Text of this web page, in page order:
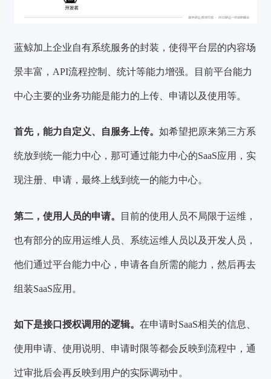
蓝鲸加上企业自有系统服务的封装，使得平台层的内容场
景丰富，API流程控制、统计等能力增强。目前平台能力
中心主要的业务功能是能力的上传、申请以及使用等。
首先，能力自定义、自服务上传。如希望把原来第三方系
统放到统一能力中心，那可通过能力中心的SaaS应用，实
现注册、申请，最终上线到统一的能力中心。
第二，使用人员的申请。 目前的使用人员不局限于运维，
也有部分的应用运维人员、系统运维人员以及开发人员，
他们通过平台能力中心，申请各自所需的能力，然后再去
组装SaaS应用。
如下是接口授权调用的逻辑。在申请时SaaS相关的信息、
使用申请、使用说明、申请时限等都会反映到流程中，通
过审批后会再反映到用户的实际调动中。